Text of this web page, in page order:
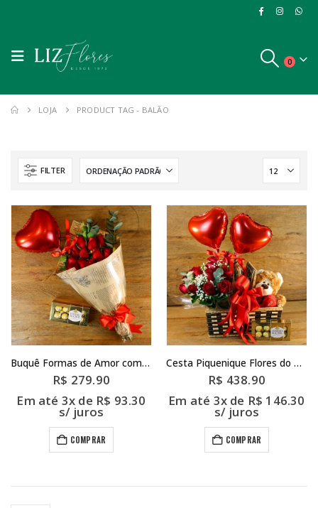
0
LOJA PRODUCT TAG - BALÃO
FILTER
Buquê Formas de Amor com Chocolate
R$ 279.90
Em até 3x de R$ 93.30
s/ juros
COMPRAR
Cesta Piquenique Flores do Amor
R$ 438.90
Em até 3x de R$ 146.30
s/ juros
COMPRAR